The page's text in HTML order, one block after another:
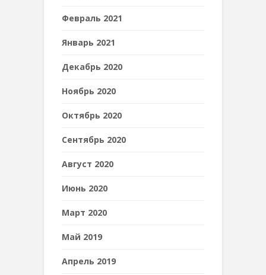
Февраль 2021
Январь 2021
Декабрь 2020
Ноябрь 2020
Октябрь 2020
Сентябрь 2020
Август 2020
Июнь 2020
Март 2020
Май 2019
Апрель 2019